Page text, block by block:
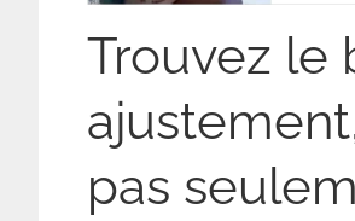
Trouvez le
pas